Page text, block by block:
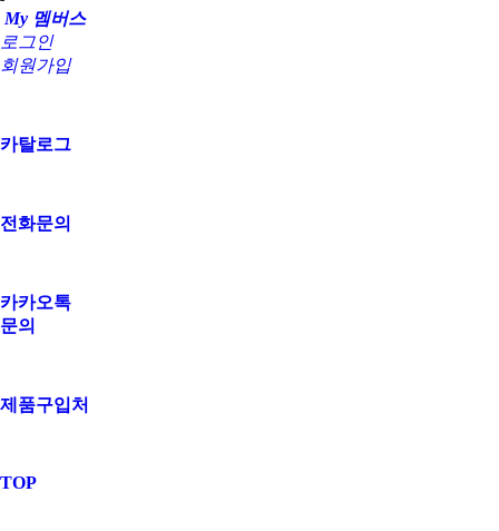
My 멤버스
로그인
회원가입
카탈로그
전화문의
카카오톡
문의
제품구입처
TOP